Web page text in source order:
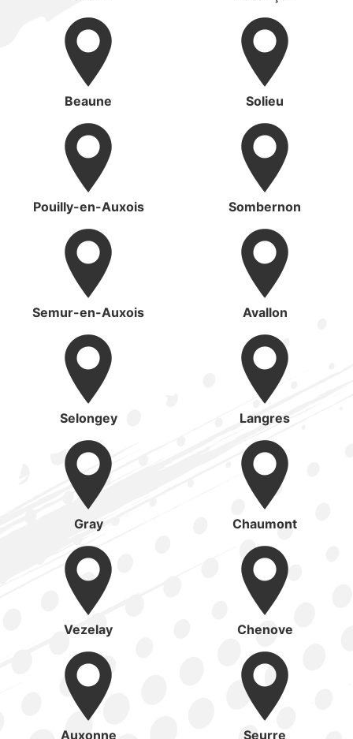
Beaune Solieu
Pouilly-en-Auxois Sombernon
Semur-en-Auxois Avallon
Selongey Langres
Gray Chaumont
Vezelay Chenove
Auxonne Seurre